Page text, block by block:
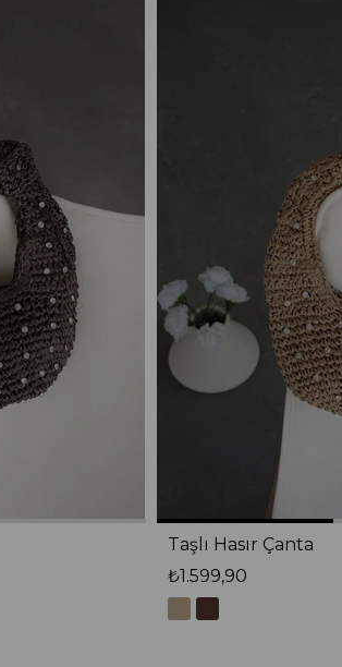
Taşlı Hasır Çanta
₺1.599,90